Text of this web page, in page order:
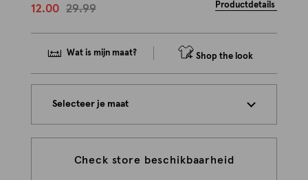
12.00 29.99 Productdetails
Wat is mijn maat? Shop the look
Selecteer je maat
Check store beschikbaarheid